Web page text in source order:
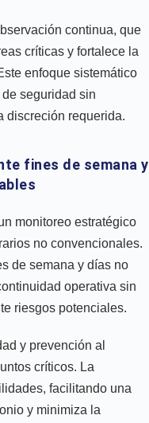
continua, que
críticas y fortalece la
enfoque sistemático
seguridad sin
discreción requerida.
fines de semana y
monitoreo estratégico
no convencionales.
de semana y días no
operativa sin
riesgos potenciales.
y prevención al
críticos. La
facilitando una
y minimiza la